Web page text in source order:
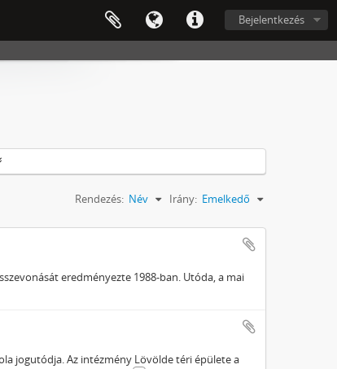
Bejelentkezés
Rendezés: Név Irány: Emelkedő
eredményezte 1988-ban. Utóda, a mai
jogutódja. Az intézmény Lövölde téri épülete a